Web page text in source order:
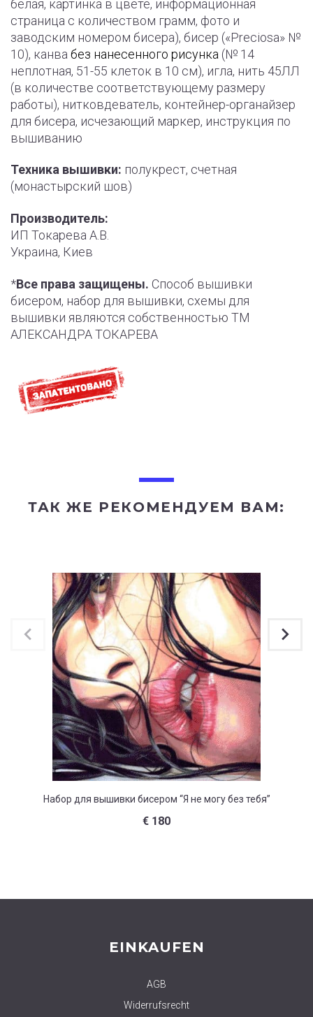
белая, картинка в цвете, информационная
страница с количеством грамм, фото и
заводским номером бисера), бисер («Preciosa» №
10), канва без нанесенного рисунка (№ 14
неплотная, 51-55 клеток в 10 см), игла, нить 45ЛЛ
(в количестве соответствующему размеру
работы), нитковдеватель, контейнер-органайзер
для бисера, исчезающий маркер, инструкция по
вышиванию
Техника вышивки: полукрест, счетная
(монастырский шов)
Производитель:
ИП Токарева А.В.
Украина, Киев
*Все права защищены. Способ вышивки
бисером, набор для вышивки, схемы для
вышивки являются собственностью ТМ
АЛЕКСАНДРА ТОКАРЕВА
ТАК ЖЕ РЕКОМЕНДУЕМ ВАМ:
Набор для вышивки бисером “Я не могу без тебя”
€ 180
EINKAUFEN
AGB
Widerrufsrecht